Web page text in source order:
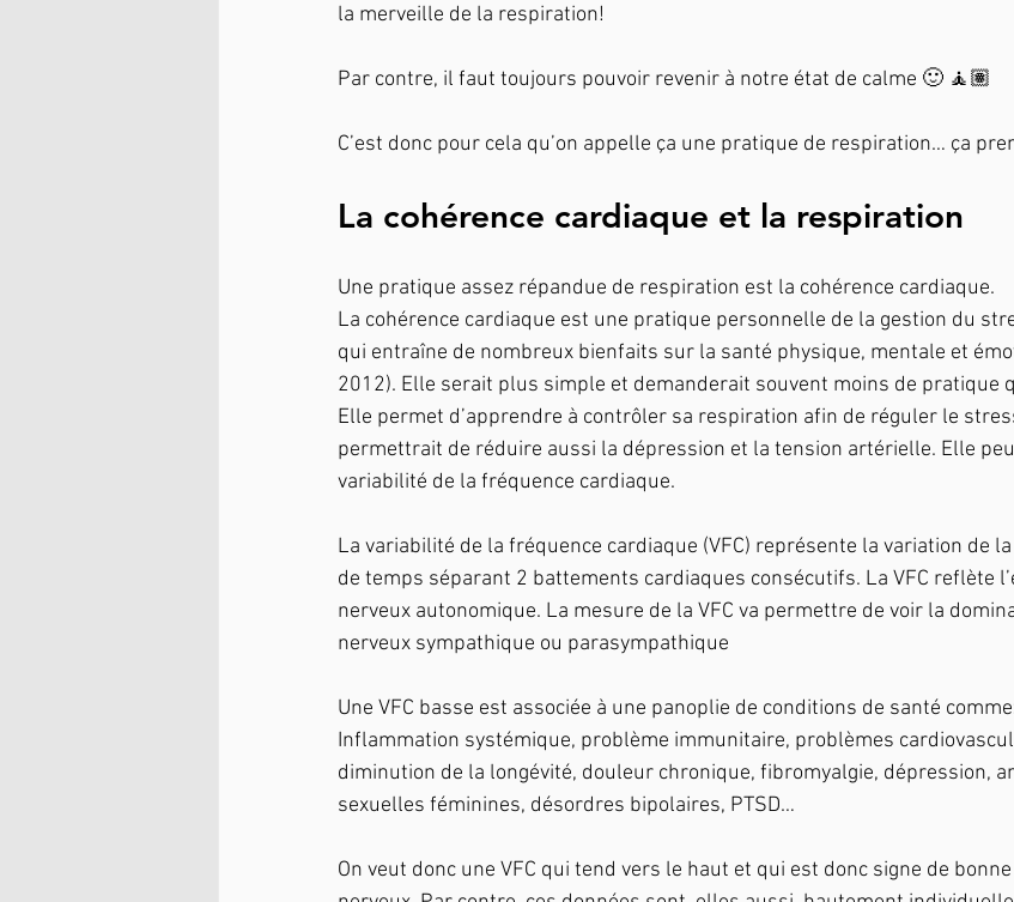
la merveille de la respiration!
Par contre, il faut toujours pouvoir revenir à notre état de calme 🙂 🧘🏽
C’est donc pour cela qu’on appelle ça une pratique de respiration… ça
La cohérence cardiaque et la respiration
Une pratique assez répandue de respiration est la cohérence cardiaque.
La cohérence cardiaque est une pratique personnelle de la gestion du
qui entraîne de nombreux bienfaits sur la santé physique, mentale et
2012). Elle serait plus simple et demanderait souvent moins de pratique
Elle permet d’apprendre à contrôler sa respiration afin de réguler le
permettrait de réduire aussi la dépression et la tension artérielle. Elle
variabilité de la fréquence cardiaque.
La variabilité de la fréquence cardiaque (VFC) représente la variation de
de temps séparant 2 battements cardiaques consécutifs. La VFC reflète
nerveux autonomique. La mesure de la VFC va permettre de voir la
nerveux sympathique ou parasympathique
Une VFC basse est associée à une panoplie de conditions de santé
Inflammation systémique, problème immunitaire, problèmes
diminution de la longévité, douleur chronique, fibromyalgie, dépression,
sexuelles féminines, désordres bipolaires, PTSD…
On veut donc une VFC qui tend vers le haut et qui est donc signe de